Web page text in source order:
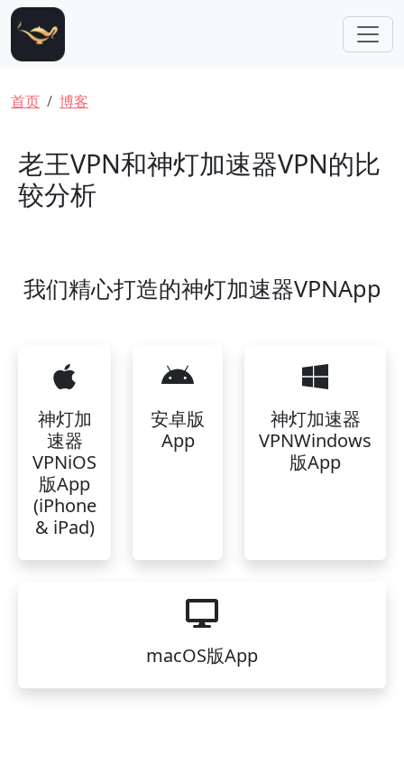
跳转到主要内容
面包屑
首页 博客
老王VPN和神灯加速器VPN的比
较分析
我们精心打造的神灯加速器VPNApp
神灯加
速器
VPNiOS
版App
(iPhone
& iPad)
安卓版
App
神灯加速器
VPNWindows
版App
macOS版App